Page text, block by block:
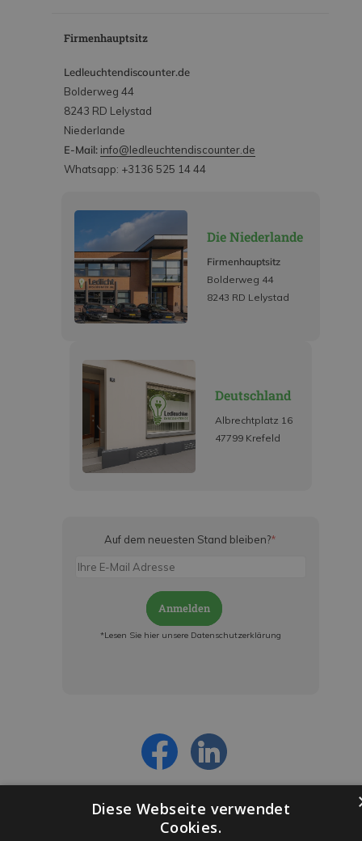
Firmenhauptsitz
Ledleuchtendiscounter.de
Bolderweg 44
8243 RD Lelystad
Niederlande
E-Mail: info@ledleuchtendiscounter.de
Whatsapp: +3136 525 14 44
Die Niederlande
Firmenhauptsitz
Bolderweg 44
8243 RD Lelystad
Deutschland
Albrechtplatz 16
47799 Krefeld
Auf dem neuesten Stand bleiben?*
Anmelden
*Lesen Sie hier unsere Datenschutzerklärung
Diese Webseite verwendet
Cookies.